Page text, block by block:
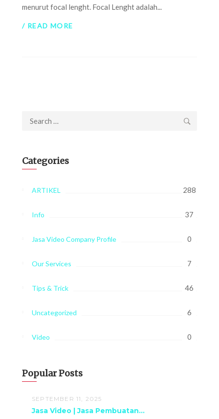
menurut focal lenght. Focal Lenght adalah...
/ READ MORE
Search
Categories
ARTIKEL 288
Info 37
Jasa Video Company Profile 0
Our Services 7
Tips & Trick 46
Uncategorized 6
Video 0
Popular Posts
SEPTEMBER 11, 2025
Jasa Video | Jasa Pembuatan...